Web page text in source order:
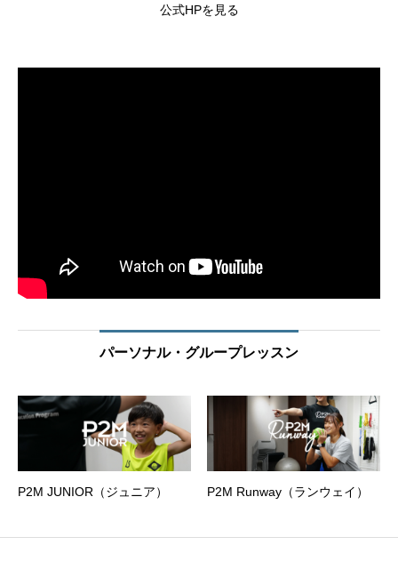
公式HPを見る
パーソナル・グループレッスン
P2M JUNIOR（ジュニア） P2M Runway（ランウェイ）